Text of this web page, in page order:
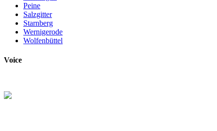
Peine
Salzgitter
Starnberg
Wernigerode
Wolfenbüttel
Voice